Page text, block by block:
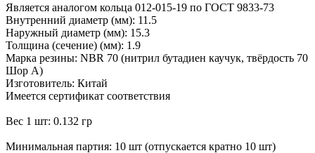
Является аналогом кольца 012-015-19 по ГОСТ 9833-73
Внутренний диаметр (мм): 11.5
Наружный диаметр (мм): 15.3
Толщина (сечение) (мм): 1.9
Марка резины: NBR 70 (нитрил бутадиен каучук, твёрдость 70
Шор А)
Изготовитель: Китай
Имеется сертификат соответствия
Вес 1 шт: 0.132 гр
Минимальная партия: 10 шт (отпускается кратно 10 шт)